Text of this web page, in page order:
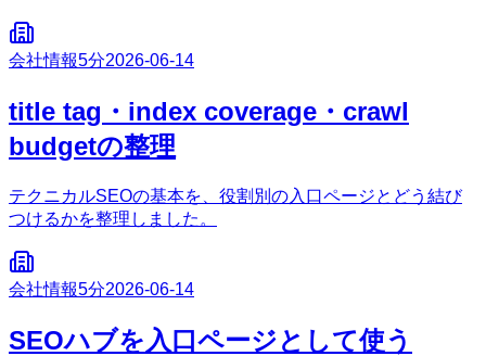
会社情報5分2026-06-14
title tag・index coverage・crawl
budgetの整理
テクニカルSEOの基本を、役割別の入口ページとどう結び
つけるかを整理しました。
会社情報5分2026-06-14
SEOハブを入口ページとして使う